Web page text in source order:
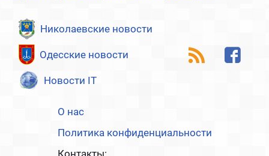
Николаевские новости
Одесские новости
Новости IT
О нас
Политика конфиденциальности
Контакты: